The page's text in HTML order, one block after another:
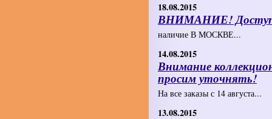
18.08.2015
ВНИМАНИЕ!
наличие В МОСКВЕ...
14.08.2015
Внимание
просим уточнять!
На все заказы с 14 августа...
13.08.2015